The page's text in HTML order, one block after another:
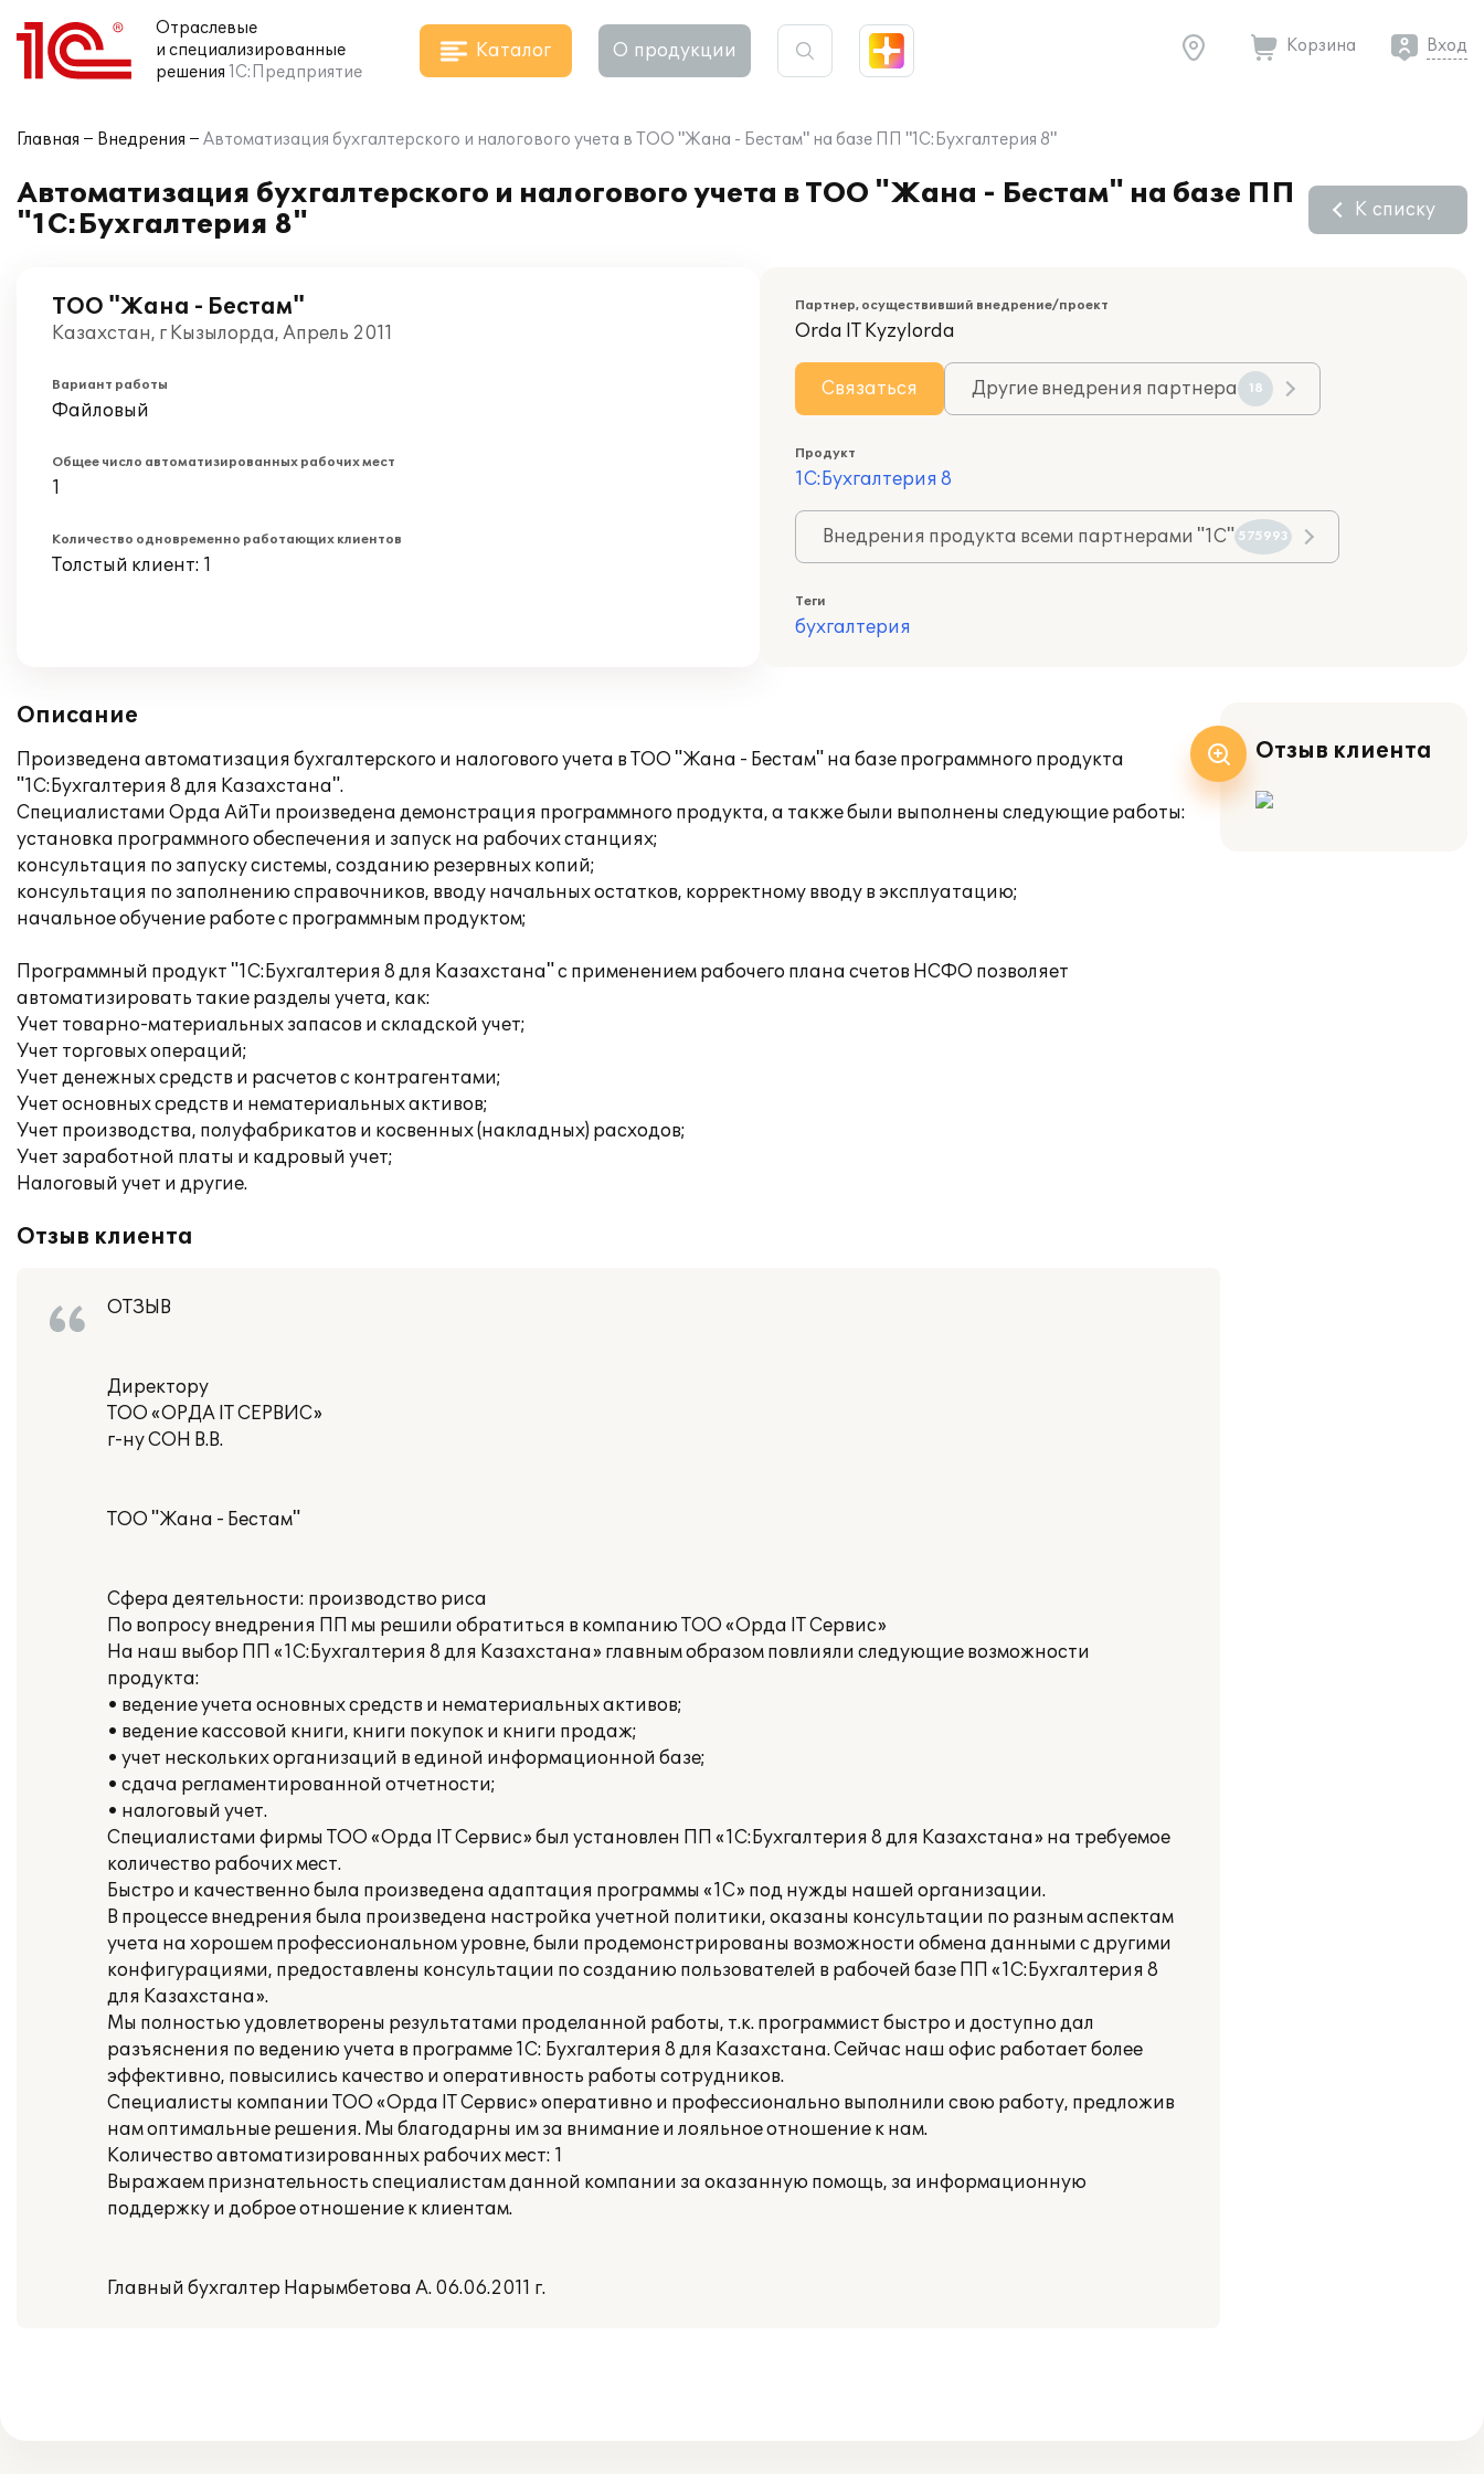
Отраслевые
и специализированные
решения 1С:Предприятие
Каталог О продукции Корзина Вход
Главная Внедрения Автоматизация бухгалтерского и налогового учета в ТОО "Жана - Бестам" на базе ПП "1С:Бухгалтерия 8"
Автоматизация бухгалтерского и налогового учета в ТОО "Жана - Бестам" на базе ПП
"1С:Бухгалтерия 8"
К списку
ТОО "Жана - Бестам"
Казахстан, г Кызылорда, Апрель 2011
Вариант работы
Файловый
Общее число автоматизированных рабочих мест
1
Количество одновременно работающих клиентов
Толстый клиент: 1
Партнер, осуществивший внедрение/проект
Orda IT Kyzylorda
Связаться Другие внедрения партнера 18
Продукт
1С:Бухгалтерия 8
Внедрения продукта всеми партнерами "1С" 575993
Теги
бухгалтерия
Описание
Произведена автоматизация бухгалтерского и налогового учета в ТОО "Жана - Бестам" на базе программного продукта
"1С:Бухгалтерия 8 для Казахстана".
Специалистами Орда АйТи произведена демонстрация программного продукта, а также были выполнены следующие работы:
установка программного обеспечения и запуск на рабочих станциях;
консультация по запуску системы, созданию резервных копий;
консультация по заполнению справочников, вводу начальных остатков, корректному вводу в эксплуатацию;
начальное обучение работе с программным продуктом;
Программный продукт "1С:Бухгалтерия 8 для Казахстана" с применением рабочего плана счетов НСФО позволяет
автоматизировать такие разделы учета, как:
Учет товарно-материальных запасов и складской учет;
Учет торговых операций;
Учет денежных средств и расчетов с контрагентами;
Учет основных средств и нематериальных активов;
Учет производства, полуфабрикатов и косвенных (накладных) расходов;
Учет заработной платы и кадровый учет;
Налоговый учет и другие.
Отзыв клиента
ОТЗЫВ
Директору
ТОО «ОРДА IT СЕРВИС»
г-ну СОН В.В.
ТОО "Жана - Бестам"
Сфера деятельности: производство риса
По вопросу внедрения ПП мы решили обратиться в компанию ТОО «Орда IT Сервис»
На наш выбор ПП «1С:Бухгалтерия 8 для Казахстана» главным образом повлияли следующие возможности
продукта:
• ведение учета основных средств и нематериальных активов;
• ведение кассовой книги, книги покупок и книги продаж;
• учет нескольких организаций в единой информационной базе;
• сдача регламентированной отчетности;
• налоговый учет.
Специалистами фирмы ТОО «Орда IT Сервис» был установлен ПП «1С:Бухгалтерия 8 для Казахстана» на требуемое
количество рабочих мест.
Быстро и качественно была произведена адаптация программы «1С» под нужды нашей организации.
В процессе внедрения была произведена настройка учетной политики, оказаны консультации по разным аспектам
учета на хорошем профессиональном уровне, были продемонстрированы возможности обмена данными с другими
конфигурациями, предоставлены консультации по созданию пользователей в рабочей базе ПП «1С:Бухгалтерия 8
для Казахстана».
Мы полностью удовлетворены результатами проделанной работы, т.к. программист быстро и доступно дал
разъяснения по ведению учета в программе 1С: Бухгалтерия 8 для Казахстана. Сейчас наш офис работает более
эффективно, повысились качество и оперативность работы сотрудников.
Специалисты компании ТОО «Орда IT Сервис» оперативно и профессионально выполнили свою работу, предложив
нам оптимальные решения. Мы благодарны им за внимание и лояльное отношение к нам.
Количество автоматизированных рабочих мест: 1
Выражаем признательность специалистам данной компании за оказанную помощь, за информационную
поддержку и доброе отношение к клиентам.
Главный бухгалтер Нарымбетова А. 06.06.2011 г.
Отзыв клиента